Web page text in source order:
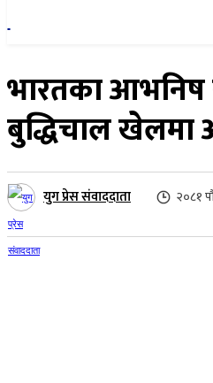
भारतका
बुद्धिचाल खेलमा
युग प्रेस संवाददाता २०८१